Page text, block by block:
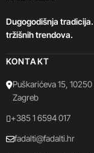
Dugogodišnja
tržišnih trendova.
KONTAKT
Puškarićeva 15,
Zagreb
+385 1 6594 017
fadalti@fadalti.hr